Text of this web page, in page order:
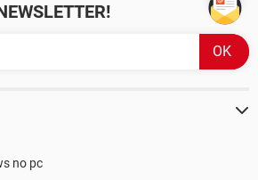
no pc